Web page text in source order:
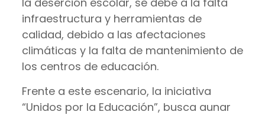
infraestructura y herramientas de
calidad, debido a las afectaciones
climáticas y la falta de mantenimiento de
los centros de educación.
Frente a este escenario, la iniciativa
“Unidos por la Educación”, busca aunar